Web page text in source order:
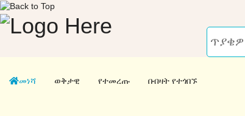
መነሻ ወቅታዊ የተመረጡ በብዛት የተጎበኙ